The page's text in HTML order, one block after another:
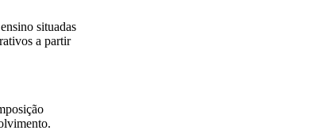
situadas
a partir